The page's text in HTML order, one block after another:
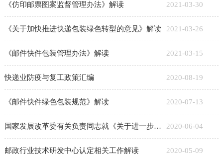
《仿印邮票图案监督管理办法》解读 2021-03-30
《关于加快推进快递包装绿色转型的意见》解读 2021-03-26
​《邮件快件包装管理办法》解读 2021-03-15
快递业防疫与复工政策汇编 2020-08-19
《邮件快件绿色包装规范》解读 2020-07-13
国家发展改革委有关负责同志就《关于进一步降低物流成本的实施意见》答记者问 2020-06-04
邮政行业技术研发中心认定相关工作解读 2020-05-09